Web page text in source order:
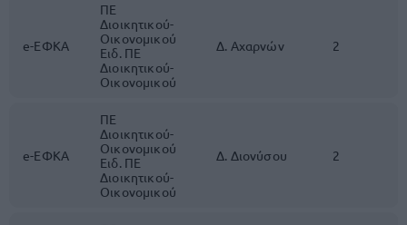
e-ΕΦΚΑ
ΠΕ
Διοικητικού-
Οικονομικού
Ειδ. ΠΕ
Διοικητικού-
Οικονομικού
Δ. Αχαρνών 2
e-ΕΦΚΑ
ΠΕ
Διοικητικού-
Οικονομικού
Ειδ. ΠΕ
Διοικητικού-
Οικονομικού
Δ. Διονύσου 2